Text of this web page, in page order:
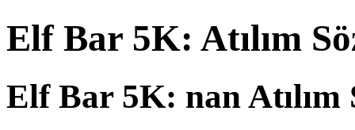
Elf Bar 5K: Atılım
Elf Bar 5K: nan Atılım